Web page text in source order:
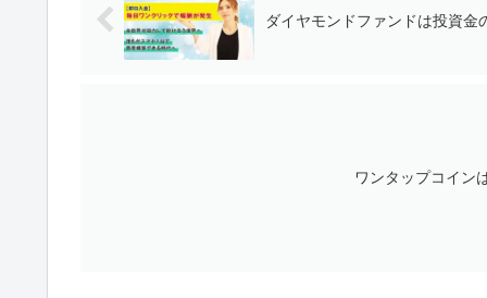
ダイヤモンドファンドは投資金
ワンタップコイン